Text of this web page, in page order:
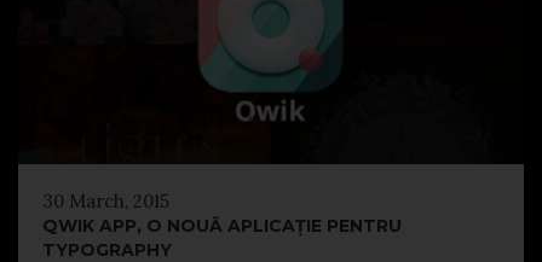
30 March, 2015
QWIK APP, O NOUĂ APLICAȚIE PENTRU
TYPOGRAPHY